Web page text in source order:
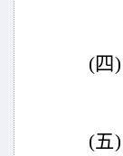
(四)
(五)